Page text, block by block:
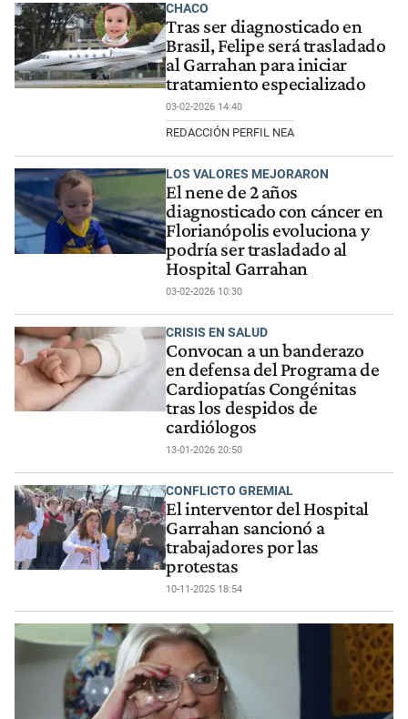
CHACO
Tras ser diagnosticado en
Brasil, Felipe será trasladado
al Garrahan para iniciar
tratamiento especializado
03-02-2026 14:40
REDACCIÓN PERFIL NEA
LOS VALORES MEJORARON
El nene de 2 años
diagnosticado con cáncer en
Florianópolis evoluciona y
podría ser trasladado al
Hospital Garrahan
03-02-2026 10:30
CRISIS EN SALUD
Convocan a un banderazo
en defensa del Programa de
Cardiopatías Congénitas
tras los despidos de
cardiólogos
13-01-2026 20:50
CONFLICTO GREMIAL
El interventor del Hospital
Garrahan sancionó a
trabajadores por las
protestas
10-11-2025 18:54